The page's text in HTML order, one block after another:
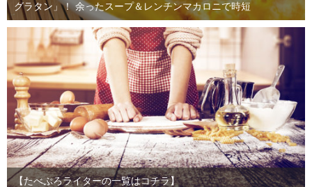
グラタン」！ 余ったスープ＆レンチンマカロニで時短
【たべぷろライターの一覧はコチラ】